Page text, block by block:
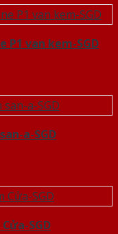
P1 van kem-SGD
a-SGD
SGD